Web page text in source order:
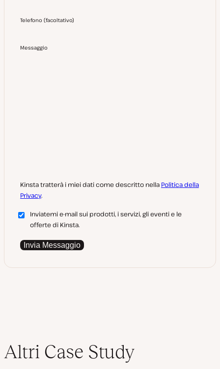
Telefono (facoltativo)
Messaggio
Kinsta tratterà i miei dati come descritto nella Politica della
Privacy.
Inviatemi e-mail sui prodotti, i servizi, gli eventi e le
offerte di Kinsta.
Invia Messaggio
Altri Case Study